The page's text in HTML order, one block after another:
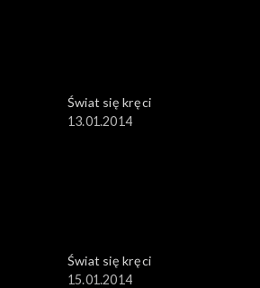
Świat się kręci
13.01.2014
Świat się kręci
15.01.2014